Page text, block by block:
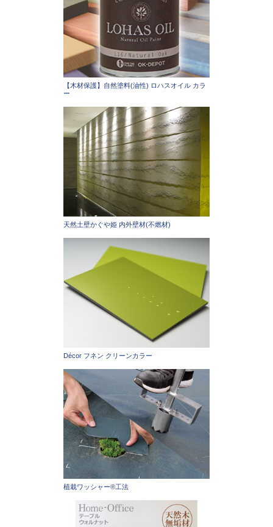
【木材保護】自然塗料(油性) ロハスオイル カラ
ー
天然土壁かぐや姫 内外壁材(不燃材)
Décor フネン クリーンカラー
植栽ワッシャー®工法